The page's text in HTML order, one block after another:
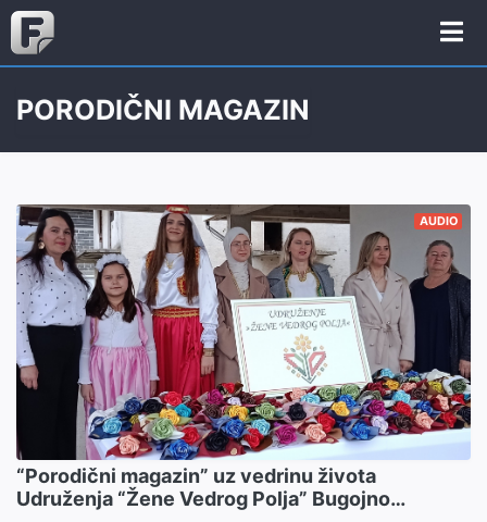
PORODIČNI MAGAZIN
AUDIO
“Porodični magazin” uz vedrinu života
Udruženja “Žene Vedrog Polja” Bugojno…